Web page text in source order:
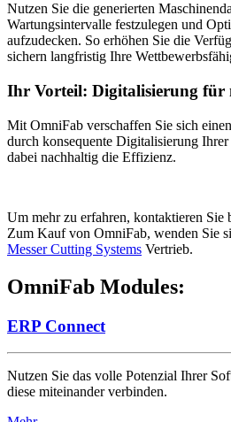
Nutzen Sie die generierten
Wartungsintervalle festzulegen und
aufzudecken. So erhöhen Sie die
sichern langfristig Ihre
Ihr Vorteil: Digitalisierung für
Mit OmniFab verschaffen Sie sich
durch konsequente Digitalisierung
dabei nachhaltig die Effizienz.
Um mehr zu erfahren, kontaktieren Sie
Zum Kauf von OmniFab, wenden Sie
Messer Cutting Systems Vertrieb.
OmniFab Modules:
ERP Connect
Nutzen Sie das volle Potenzial Ihrer
diese miteinander verbinden.